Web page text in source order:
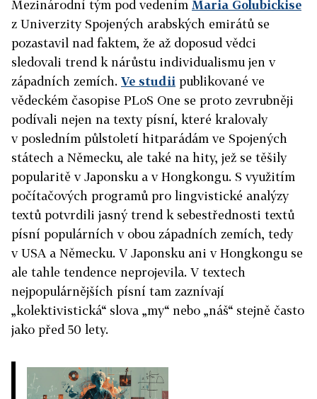
Mezinárodní tým pod vedením Maria Golubickise
z Univerzity Spojených arabských emirátů se
pozastavil nad faktem, že až doposud vědci
sledovali trend k nárůstu individualismu jen v
západních zemích. Ve studii publikované ve
vědeckém časopise PLoS One se proto zevrubněji
podívali nejen na texty písní, které kralovaly
v posledním půlstoletí hitparádám ve Spojených
státech a Německu, ale také na hity, jež se těšily
popularitě v Japonsku a v Hongkongu. S využitím
počítačových programů pro lingvistické analýzy
textů potvrdili jasný trend k sebestřednosti textů
písní populárních v obou západních zemích, tedy
v USA a Německu. V Japonsku ani v Hongkongu se
ale tahle tendence neprojevila. V textech
nejpopulárnějších písní tam zaznívají
„kolektivistická“ slova „my“ nebo „náš“ stejně často
jako před 50 lety.